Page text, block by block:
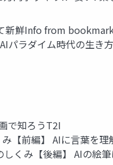
鮮Info from
パラダイム時代の生
で知ろうT2I
前編】 AIに言葉を理
み【後編】 AIの絵筆